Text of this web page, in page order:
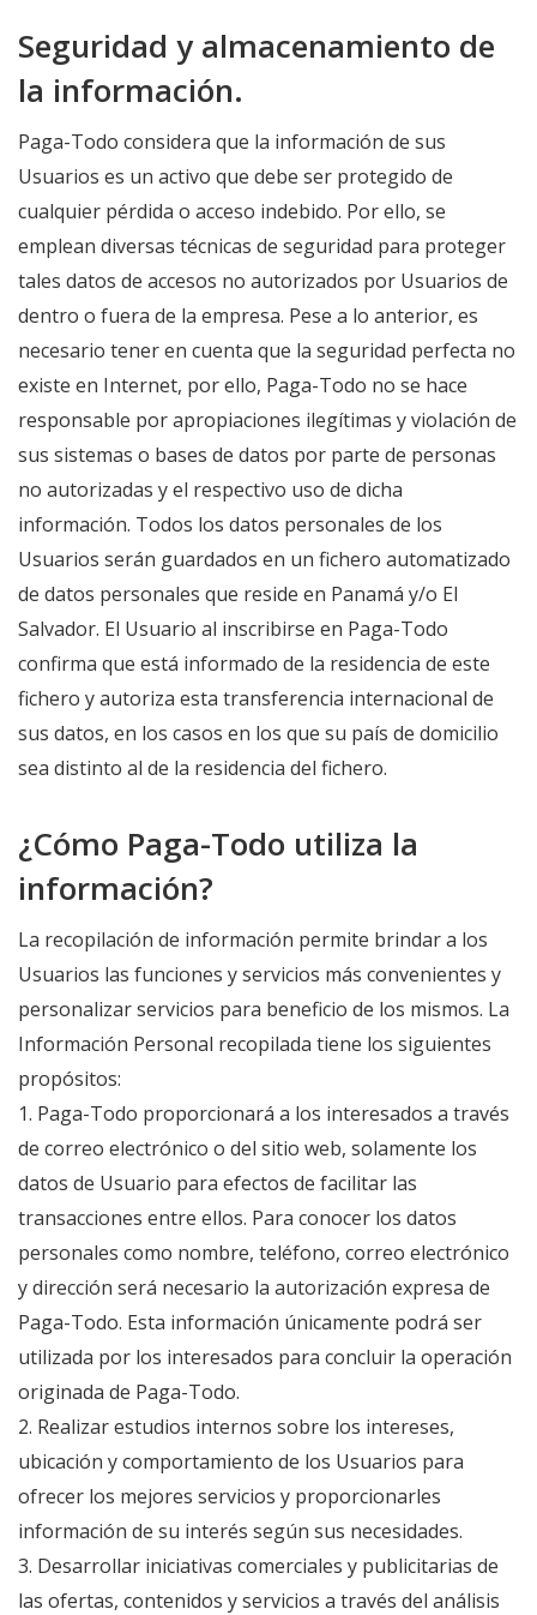
Seguridad y almacenamiento de
la información.
Paga-Todo considera que la información de sus
Usuarios es un activo que debe ser protegido de
cualquier pérdida o acceso indebido. Por ello, se
emplean diversas técnicas de seguridad para proteger
tales datos de accesos no autorizados por Usuarios de
dentro o fuera de la empresa. Pese a lo anterior, es
necesario tener en cuenta que la seguridad perfecta no
existe en Internet, por ello, Paga-Todo no se hace
responsable por apropiaciones ilegítimas y violación de
sus sistemas o bases de datos por parte de personas
no autorizadas y el respectivo uso de dicha
información. Todos los datos personales de los
Usuarios serán guardados en un fichero automatizado
de datos personales que reside en Panamá y/o El
Salvador. El Usuario al inscribirse en Paga-Todo
confirma que está informado de la residencia de este
fichero y autoriza esta transferencia internacional de
sus datos, en los casos en los que su país de domicilio
sea distinto al de la residencia del fichero.
¿Cómo Paga-Todo utiliza la
información?
La recopilación de información permite brindar a los
Usuarios las funciones y servicios más convenientes y
personalizar servicios para beneficio de los mismos. La
Información Personal recopilada tiene los siguientes
propósitos:
1. Paga-Todo proporcionará a los interesados a través
de correo electrónico o del sitio web, solamente los
datos de Usuario para efectos de facilitar las
transacciones entre ellos. Para conocer los datos
personales como nombre, teléfono, correo electrónico
y dirección será necesario la autorización expresa de
Paga-Todo. Esta información únicamente podrá ser
utilizada por los interesados para concluir la operación
originada de Paga-Todo.
2. Realizar estudios internos sobre los intereses,
ubicación y comportamiento de los Usuarios para
ofrecer los mejores servicios y proporcionarles
información de su interés según sus necesidades.
3. Desarrollar iniciativas comerciales y publicitarias de
las ofertas, contenidos y servicios a través del análisis